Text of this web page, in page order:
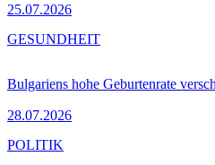
25.07.2026
Bulgariens hohe Geburtenrate
28.07.2026
GESUNDHEIT
POLITIK